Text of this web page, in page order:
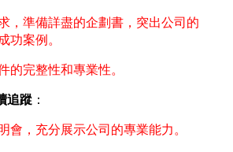
，準備詳盡的企劃書，突出公司的
功案例。
的完整性和專業性。
追蹤 ：
會，充分展示公司的專業能力。